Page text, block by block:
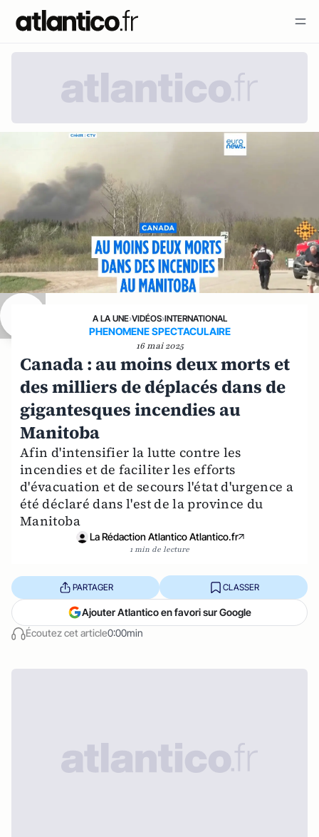
A LA UNE›VIDÉOS›INTERNATIONAL
PHENOMENE SPECTACULAIRE
16 mai 2025
Canada : au moins deux morts et
des milliers de déplacés dans de
gigantesques incendies au
Manitoba
Afin d'intensifier la lutte contre les
incendies et de faciliter les efforts
d'évacuation et de secours l'état d'urgence a
été déclaré dans l'est de la province du
Manitoba
La Rédaction Atlantico Atlantico.fr
1 min de lecture
Écoutez cet article0:00min
PARTAGER CLASSER
Ajouter Atlantico en favori sur Google